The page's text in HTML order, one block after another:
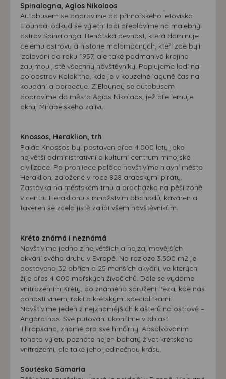
Spinalogna, Agios Nikolaos
Autobusem se dopravíme do přímořského letoviska
Elounda, odkud se výletní lodí přeplavíme na malebný
ostrov Spinalonga. Benátská pevnost, která dominuje
celému ostrovu a historie malomocných, kteří zde byli
izolováni do roku 1957, ale také podmanivá krajina
zaujmou jistě všechny návštěvníky. Poplujeme lodí na
poloostrov Kolokitha, kde je v kouzelné laguně čas na
koupání a barbecue. Z Eloundy se autobusem
dopravíme do města Agios Nikolaos, jež bíle lemuje
okraj Mirabelského zálivu.
Knossos, Heraklion, trh
Palác Knossos byl postaven před 4.000 lety jako
největší administrativní a kulturní centrum minojské
civilizace. Po prohlídce paláce navštívíme hlavní město
Heraklion, založené v roce 828 arabskými piráty.
Zastávka na městském trhu a procházka na pěší zóně
v centru Heraklionu s množstvím obchodů, kaváren a
taveren se zcela jistě zalíbí všem návštěvníkům.
Kréta známá i neznámá
Navštívíme jedno z největších a nejzajímavějších
akvárií svého druhu v Evropě. Na rozloze 3.500 m2 je
postaveno 32 obřích a 25 menších akvárií, ve kterých
žije přes 4 000 mořských živočichů. Dále se vydáme
vnitrozemím Kréty, do známého sdružení Peza, kde nás
pohostí vínem, rakií a krétskými specialitkami.
Navštívíme jeden z nejznámějších klášterů na ostrově –
Angárathos. Své putování ukončíme v oblasti
Thrapsano, známé pro své hrnčírny. Absolvováním
tohoto výletu poznáte nejen bohatý život krétského
vnitrozemí, ale také jeho jedinečnou krásu.
Soutěska Samaria